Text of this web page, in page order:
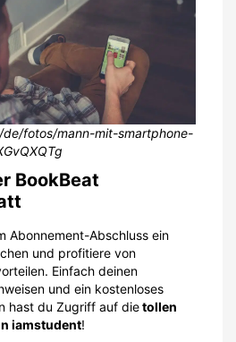
fotos/mann-mit-smartphone-
BookBeat
Abonnement-Abschluss ein
und profitiere von
Einfach deinen
und ein kostenloses
hast du Zugriff auf dietollen
iamstudent!